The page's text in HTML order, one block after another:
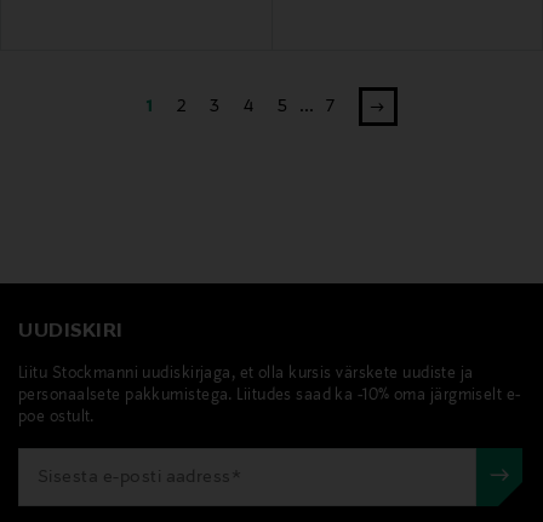
1 2 3 4 5 ... 7
UUDISKIRI
Liitu Stockmanni uudiskirjaga, et olla kursis värskete uudiste ja
personaalsete pakkumistega. Liitudes saad ka -10% oma järgmiselt e-
poe ostult.